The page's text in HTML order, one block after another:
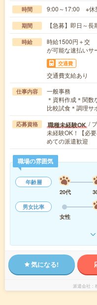
時間 9:00～17:00 ※休
期間 【急募】即日～長
時給
時給1500円＋交
が可能な速払いサ
交通費
交通費支給あり
仕事内容
一般事務
＊資料作成＊関数
比較試食＊調理
応募資格 職種未経験OK /
未経験OK！【必
めての派遣歓迎
職場の雰囲気
年齢層
20代
男女比率
女性
気になる!
派遣会社